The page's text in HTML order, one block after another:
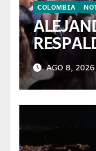
COLOMBIA
CALI:
AGO 8, 2026